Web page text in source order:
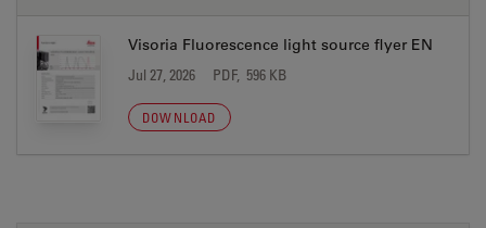
Visoria Fluorescence light source flyer EN
Jul 27, 2026 PDF, 596 KB
DOWNLOAD